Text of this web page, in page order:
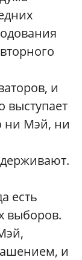
и
выступает
ни Мэй, ни
есть
выборов.
и